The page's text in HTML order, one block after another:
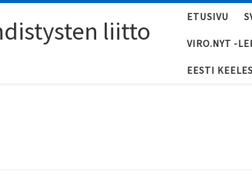
liitto ETUSIVU
VIRO.NYT -
EESTI KEELES